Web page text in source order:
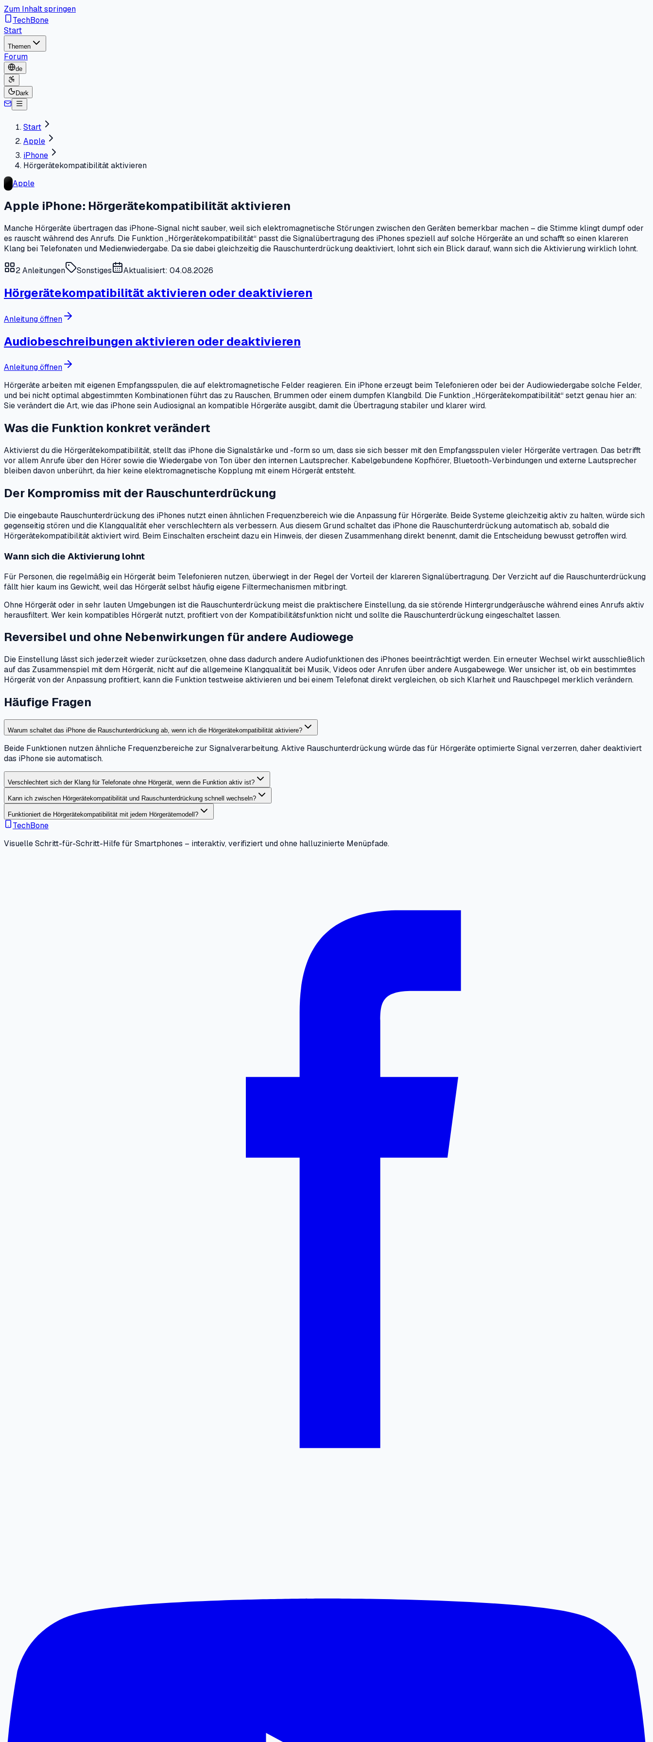
Zum Inhalt springen
TechBone
Start
Themen
Forum
de
Dark
Start
Apple
iPhone
Hörgerätekompatibilität aktivieren
Apple
Apple iPhone: Hörgerätekompatibilität aktivieren
Manche Hörgeräte übertragen das iPhone-Signal nicht sauber, weil sich elektromagnetische Störungen zwischen den Geräten bemerkbar machen – die Stimme klingt dumpf oder
es rauscht während des Anrufs. Die Funktion „Hörgerätekompatibilität“ passt die Signalübertragung des iPhones speziell auf solche Hörgeräte an und schafft so einen klareren
Klang bei Telefonaten und Medienwiedergabe. Da sie dabei gleichzeitig die Rauschunterdrückung deaktiviert, lohnt sich ein Blick darauf, wann sich die Aktivierung wirklich lohnt.
2Anleitungen Sonstiges Aktualisiert: 04.08.2026
Hörgerätekompatibilität aktivieren oder deaktivieren
Anleitung öffnen
Audiobeschreibungen aktivieren oder deaktivieren
Anleitung öffnen
Hörgeräte arbeiten mit eigenen Empfangsspulen, die auf elektromagnetische Felder reagieren. Ein iPhone erzeugt beim Telefonieren oder bei der Audiowiedergabe solche Felder,
und bei nicht optimal abgestimmten Kombinationen führt das zu Rauschen, Brummen oder einem dumpfen Klangbild. Die Funktion „Hörgerätekompatibilität“ setzt genau hier an:
Sie verändert die Art, wie das iPhone sein Audiosignal an kompatible Hörgeräte ausgibt, damit die Übertragung stabiler und klarer wird.
Was die Funktion konkret verändert
Aktivierst du die Hörgerätekompatibilität, stellt das iPhone die Signalstärke und -form so um, dass sie sich besser mit den Empfangsspulen vieler Hörgeräte vertragen. Das betrifft
vor allem Anrufe über den Hörer sowie die Wiedergabe von Ton über den internen Lautsprecher. Kabelgebundene Kopfhörer, Bluetooth-Verbindungen und externe Lautsprecher
bleiben davon unberührt, da hier keine elektromagnetische Kopplung mit einem Hörgerät entsteht.
Der Kompromiss mit der Rauschunterdrückung
Die eingebaute Rauschunterdrückung des iPhones nutzt einen ähnlichen Frequenzbereich wie die Anpassung für Hörgeräte. Beide Systeme gleichzeitig aktiv zu halten, würde sich
gegenseitig stören und die Klangqualität eher verschlechtern als verbessern. Aus diesem Grund schaltet das iPhone die Rauschunterdrückung automatisch ab, sobald die
Hörgerätekompatibilität aktiviert wird. Beim Einschalten erscheint dazu ein Hinweis, der diesen Zusammenhang direkt benennt, damit die Entscheidung bewusst getroffen wird.
Wann sich die Aktivierung lohnt
Für Personen, die regelmäßig ein Hörgerät beim Telefonieren nutzen, überwiegt in der Regel der Vorteil der klareren Signalübertragung. Der Verzicht auf die Rauschunterdrückung
fällt hier kaum ins Gewicht, weil das Hörgerät selbst häufig eigene Filtermechanismen mitbringt.
Ohne Hörgerät oder in sehr lauten Umgebungen ist die Rauschunterdrückung meist die praktischere Einstellung, da sie störende Hintergrundgeräusche während eines Anrufs aktiv
herausfiltert. Wer kein kompatibles Hörgerät nutzt, profitiert von der Kompatibilitätsfunktion nicht und sollte die Rauschunterdrückung eingeschaltet lassen.
Reversibel und ohne Nebenwirkungen für andere Audiowege
Die Einstellung lässt sich jederzeit wieder zurücksetzen, ohne dass dadurch andere Audiofunktionen des iPhones beeinträchtigt werden. Ein erneuter Wechsel wirkt ausschließlich
auf das Zusammenspiel mit dem Hörgerät, nicht auf die allgemeine Klangqualität bei Musik, Videos oder Anrufen über andere Ausgabewege. Wer unsicher ist, ob ein bestimmtes
Hörgerät von der Anpassung profitiert, kann die Funktion testweise aktivieren und bei einem Telefonat direkt vergleichen, ob sich Klarheit und Rauschpegel merklich verändern.
Häufige Fragen
Warum schaltet das iPhone die Rauschunterdrückung ab, wenn ich die Hörgerätekompatibilität aktiviere?
Beide Funktionen nutzen ähnliche Frequenzbereiche zur Signalverarbeitung. Aktive Rauschunterdrückung würde das für Hörgeräte optimierte Signal verzerren, daher deaktiviert
das iPhone sie automatisch.
Verschlechtert sich der Klang für Telefonate ohne Hörgerät, wenn die Funktion aktiv ist?
Kann ich zwischen Hörgerätekompatibilität und Rauschunterdrückung schnell wechseln?
Funktioniert die Hörgerätekompatibilität mit jedem Hörgerätemodell?
TechBone
Visuelle Schritt-für-Schritt-Hilfe für Smartphones – interaktiv, verifiziert und ohne halluzinierte Menüpfade.